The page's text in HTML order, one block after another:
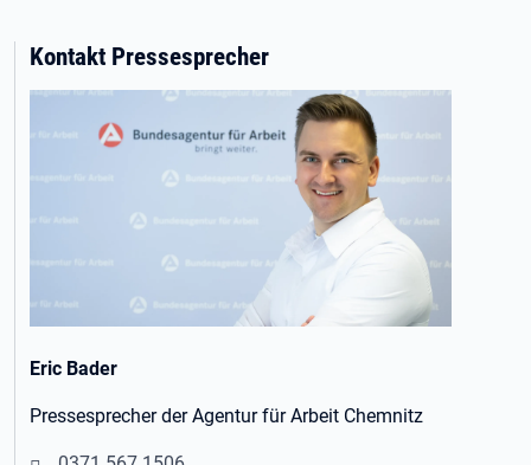
Kontakt Pressesprecher
Eric Bader
Pressesprecher der Agentur für Arbeit Chemnitz